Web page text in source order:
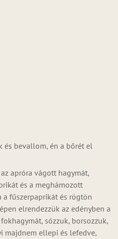
és bevallom, én a bőrét el
apróra vágott hagymát,
és a meghámozott
fűszerpaprikát és rögtön
elrendezzük az edényben a
sózzuk, borsozzuk,
majdnem ellepi és lefedve,